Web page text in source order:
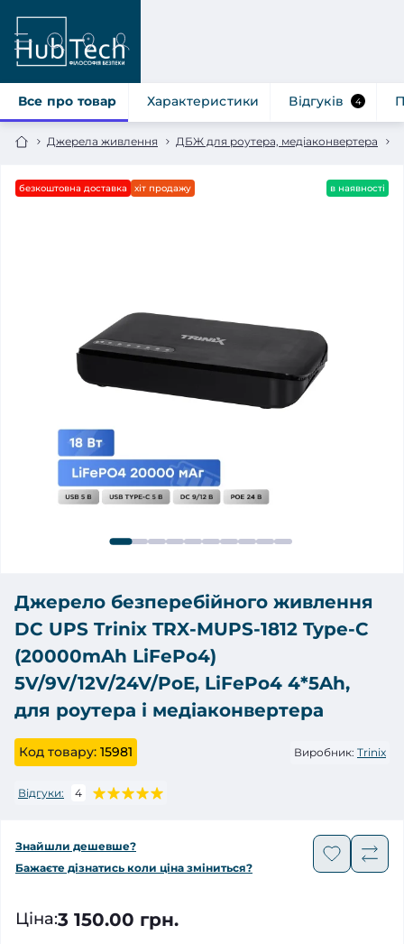
Джерела живлення ДБЖ для роутера, медіаконвертера
Все про товар Характеристики Відгуків 4
безкоштовна доставка хіт продажу в наявності
Джерело безперебійного живлення
DC UPS Trinix TRX-MUPS-1812 Type-C
(20000mAh LiFePo4)
5V/9V/12V/24V/PoE, LiFePo4 4*5Ah,
для роутера і медіаконвертера
Код товару: 15981 Виробник: Trinix
Відгуки: 4
Знайшли дешевше?
Бажаєте дізнатись коли ціна зміниться?
Ціна:3 150.00 грн.